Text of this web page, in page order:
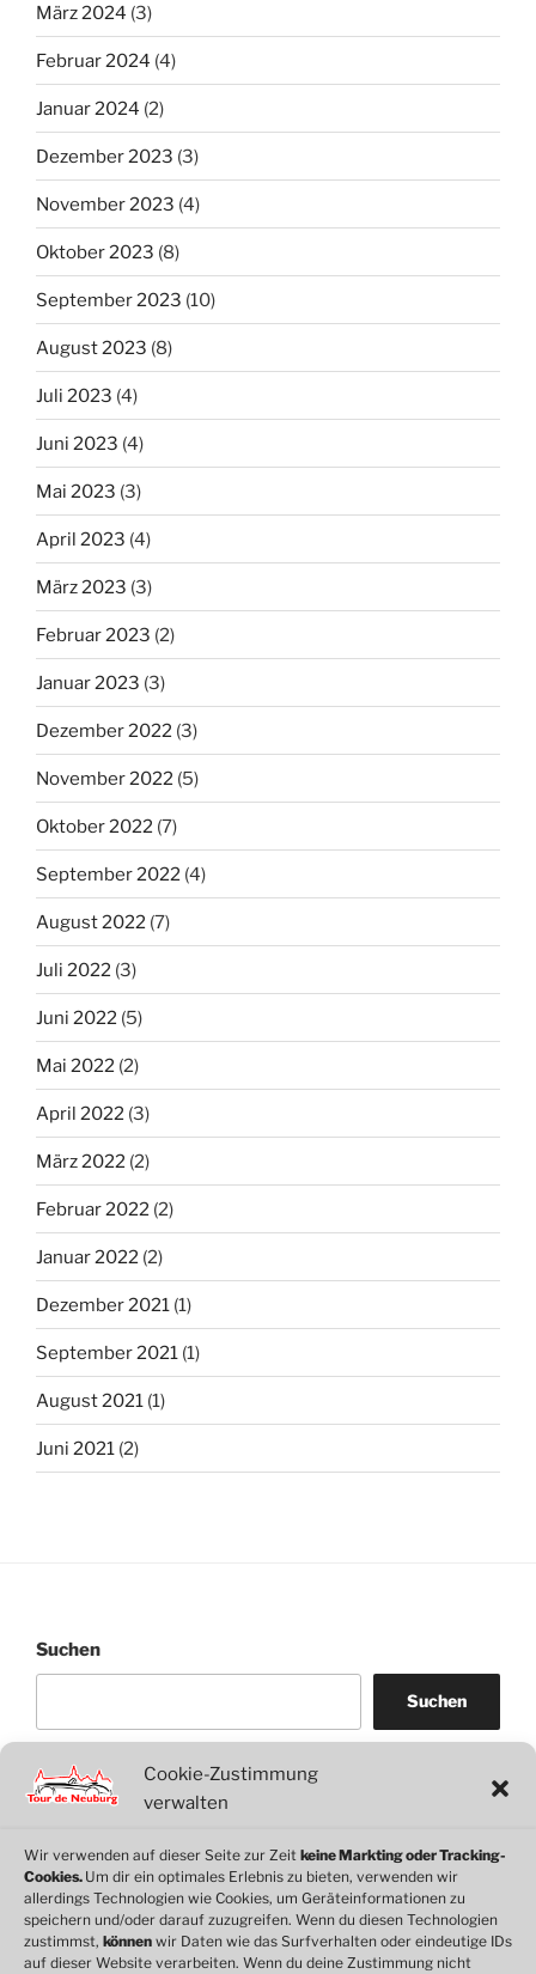
Cookie-Zustimmung
verwalten
Wir verwenden auf dieser Seite zur Zeit keine Markting oder Tracking-
Cookies. Um dir ein optimales Erlebnis zu bieten, verwenden wir
allerdings Technologien wie Cookies, um Geräteinformationen zu
speichern und/oder darauf zuzugreifen. Wenn du diesen Technologien
zustimmst, können wir Daten wie das Surfverhalten oder eindeutige IDs
auf dieser Website verarbeiten. Wenn du deine Zustimmung nicht
März 2024 (3)
Februar 2024 (4)
Januar 2024 (2)
Dezember 2023 (3)
November 2023 (4)
Oktober 2023 (8)
September 2023 (10)
August 2023 (8)
Juli 2023 (4)
Juni 2023 (4)
Mai 2023 (3)
April 2023 (4)
März 2023 (3)
Februar 2023 (2)
Januar 2023 (3)
Dezember 2022 (3)
November 2022 (5)
Oktober 2022 (7)
September 2022 (4)
August 2022 (7)
Juli 2022 (3)
Juni 2022 (5)
Mai 2022 (2)
April 2022 (3)
März 2022 (2)
Februar 2022 (2)
Januar 2022 (2)
Dezember 2021 (1)
September 2021 (1)
August 2021 (1)
Juni 2021 (2)
Suchen
Suchen
WordPress
WhatsApp
Facebook
Link
© 2026 Motorclub Neuburg e.V.